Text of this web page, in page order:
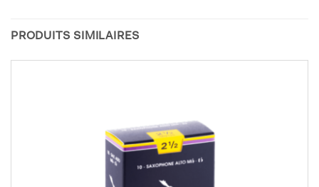
PRODUITS SIMILAIRES